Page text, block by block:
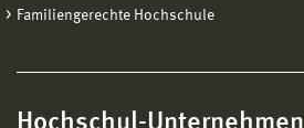
Familiengerechte Hochschule